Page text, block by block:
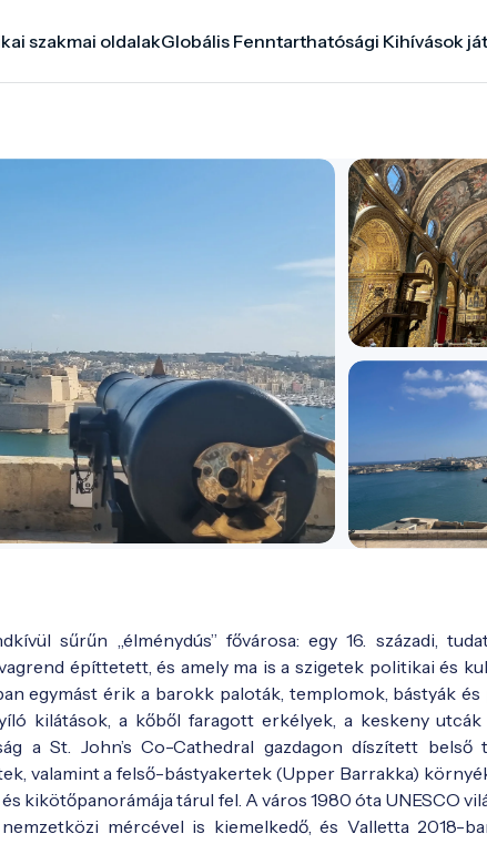
szakmai oldalakGlobális Fenntarthatósági Kihívások
sűrűn „élménydús” fővárosa: egy 16. századi,
építtetett, és amely ma is a szigetek politikai és
egymást érik a barokk paloták, templomok, bástyák
kilátások, a kőből faragott erkélyek, a keskeny
a St. John’s Co-Cathedral gazdagon díszített belső
valamint a felső-bástyakertek (Upper Barrakka)
kikötőpanorámája tárul fel. A város 1980 óta UNESCO
mércével is kiemelkedő, és Valletta 2018-